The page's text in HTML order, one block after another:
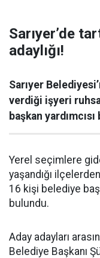
Sarıyer’de
adaylığı!
Sarıyer
verdiği işyeri
başkan
Yerel seçimlere
yaşandığı
16 kişi belediye
bulundu.
Aday adayları
Belediye Başkanı